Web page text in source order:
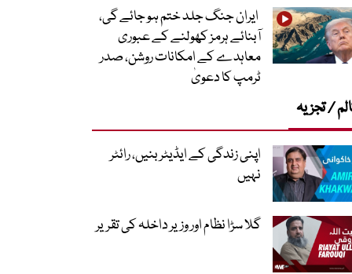
ایران جنگ جلد ختم ہو جائے گی،
آبنائے ہرمز کھولنے کے عبوری
معاہدے کے امکانات روشن، صدر
ٹرمپ کا دعویٰ
/ تجزیہ
اپنی زندگی کے ایڈیٹر بنیں، رائٹر
نہیں
گلا سڑا نظام اور وزیر داخلہ کی تقریر